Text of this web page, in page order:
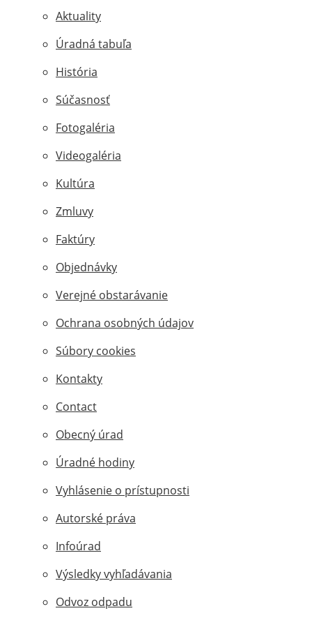
Aktuality
Úradná tabuľa
História
Súčasnosť
Fotogaléria
Videogaléria
Kultúra
Zmluvy
Faktúry
Objednávky
Verejné obstarávanie
Ochrana osobných údajov
Súbory cookies
Kontakty
Contact
Obecný úrad
Úradné hodiny
Vyhlásenie o prístupnosti
Autorské práva
Infoúrad
Výsledky vyhľadávania
Odvoz odpadu